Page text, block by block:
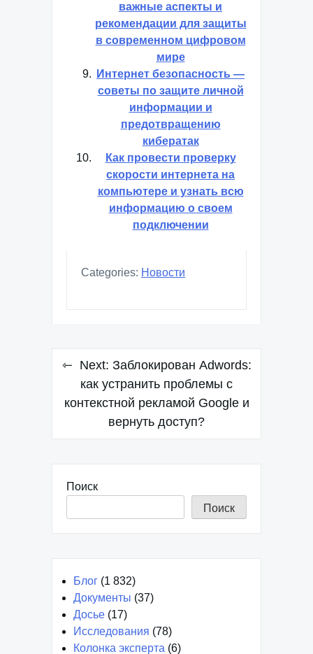
важные аспекты и
рекомендации для защиты
в современном цифровом
мире
Интернет безопасность —
советы по защите личной
информации и
предотвращению
кибератак
Как провести проверку
скорости интернета на
компьютере и узнать всю
информацию о своем
подключении
Categories: Новости
Навигация
записям
Next: Заблокирован Adwords:
как устранить проблемы с
контекстной рекламой Google и
вернуть доступ?
Поиск
Поиск
Блог (1 832)
Документы (37)
Досье (17)
Исследования (78)
Колонка эксперта (6)